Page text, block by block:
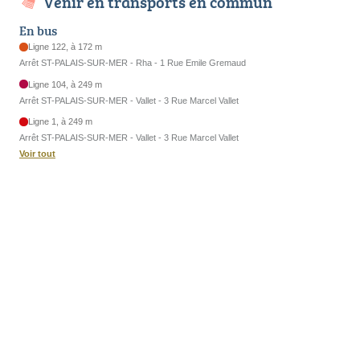
En bus
Ligne 122, à 172 m
Arrêt ST-PALAIS-SUR-MER - Rha - 1 Rue Emile Gremaud
Ligne 104, à 249 m
Arrêt ST-PALAIS-SUR-MER - Vallet - 3 Rue Marcel Vallet
Ligne 1, à 249 m
Arrêt ST-PALAIS-SUR-MER - Vallet - 3 Rue Marcel Vallet
Voir tout